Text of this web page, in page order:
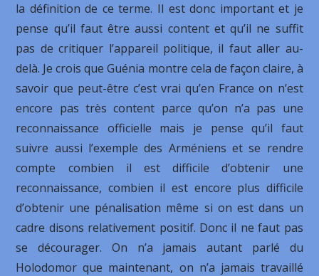
la définition de ce terme. Il est donc important et je
pense qu’il faut être aussi content et qu’il ne suffit
pas de critiquer l’appareil politique, il faut aller au-
delà. Je crois que Guénia montre cela de façon claire, à
savoir que peut-être c’est vrai qu’en France on n’est
encore pas très content parce qu’on n’a pas une
reconnaissance officielle mais je pense qu’il faut
suivre aussi l’exemple des Arméniens et se rendre
compte combien il est difficile d’obtenir une
reconnaissance, combien il est encore plus difficile
d’obtenir une pénalisation même si on est dans un
cadre disons relativement positif. Donc il ne faut pas
se décourager. On n’a jamais autant parlé du
Holodomor que maintenant, on n’a jamais travaillé